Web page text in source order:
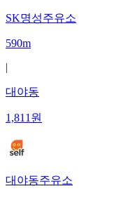
SK명성주유소
590m
|
대야동
1,811원
대야동주유소